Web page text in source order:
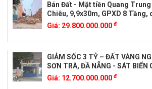
Bán Đất - Mặt tiền Quang
Chiêu, 9,9x30m, GPXD 8 Tầng,
Giá: 29.800.000.000 đ
GIẢM SỐC 3 TỶ – ĐẤT VÀNG
SƠN TRÀ, ĐẦ NẴNG - SÁT BIỂN
Giá: 12.700.000.000 đ